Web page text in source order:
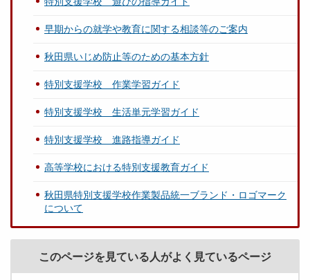
早期からの就学や教育に関する相談等のご案内
秋田県いじめ防止等のための基本方針
特別支援学校 作業学習ガイド
特別支援学校 生活単元学習ガイド
特別支援学校 進路指導ガイド
高等学校における特別支援教育ガイド
秋田県特別支援学校作業製品統一ブランド・ロゴマーク
について
このページを見ている人がよく見ているページ